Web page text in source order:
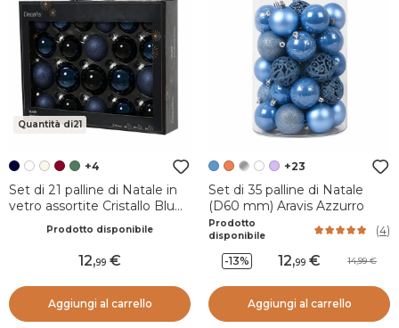
Quantità di21
+4
Set di 21 palline di Natale in
vetro assortite Cristallo Blu
Prodotto disponibile
12,99
Aggiungi al carrello
+23
Set di 35 palline di Natale
(D60 mm) Aravis Azzurro
Prodotto
disponibile
(4)
-13% 12,99 14,99
Aggiungi al carrello